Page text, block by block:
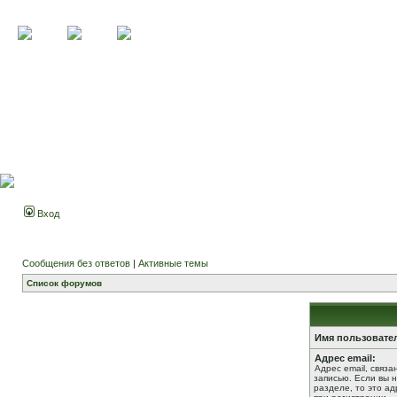
Вход
Сообщения без ответов | Активные темы
Список форумов
Имя
Адрес email:
Адрес email,
записью. Если вы
разделе, то это